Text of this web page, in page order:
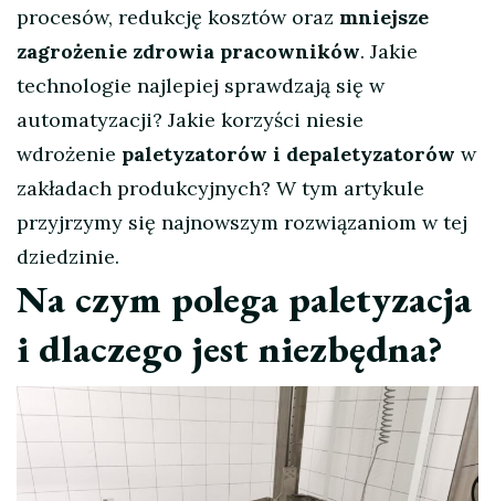
procesów, redukcję kosztów oraz mniejsze
zagrożenie zdrowia pracowników. Jakie
technologie najlepiej sprawdzają się w
automatyzacji? Jakie korzyści niesie
wdrożenie paletyzatorów i depaletyzatorów w
zakładach produkcyjnych? W tym artykule
przyjrzymy się najnowszym rozwiązaniom w tej
dziedzinie.
Na czym polega paletyzacja
i dlaczego jest niezbędna?